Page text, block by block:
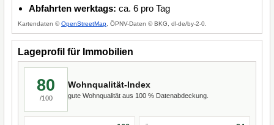
Abfahrten werktags: ca. 6 pro Tag
Kartendaten ©OpenStreetMap , ÖPNV-Daten © BKG, dl-de/by-2-0.
Lageprofil für Immobilien
80
/100
Wohnqualität-Index
gute Wohnqualität aus 100 % Datenabdeckung.